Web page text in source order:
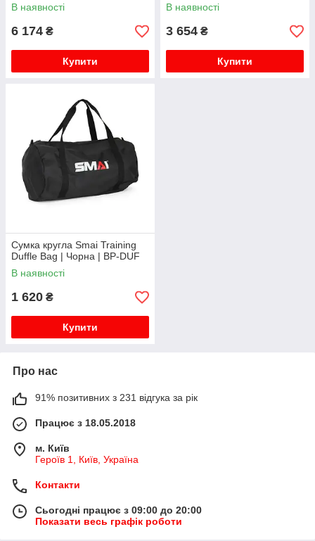
В наявності
6 174 ₴
Купити
В наявності
3 654 ₴
Купити
Сумка кругла Smai Training
Duffle Bag | Чорна | BP-DUF
В наявності
1 620 ₴
Купити
Про нас
91% позитивних з 231 відгука за рік
Працює з 18.05.2018
м. Київ
Героїв 1, Київ, Україна
Контакти
Сьогодні працює з 09:00 до 20:00
Показати весь графік роботи